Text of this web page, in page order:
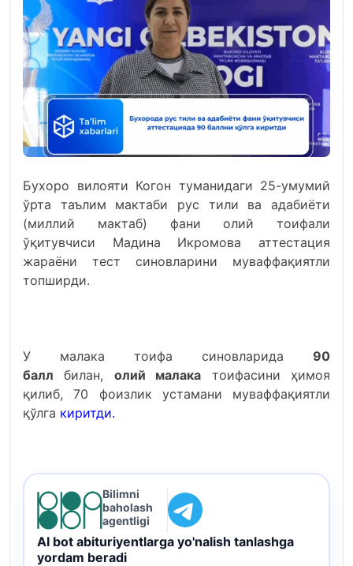
Бухоро вилояти Когон туманидаги 25-умумий
ўрта таълим мактаби рус тили ва адабиёти
(миллий мактаб) фани олий тоифали
ўқитувчиси Мадина Икромова аттестация
жараёни тест синовларини муваффақиятли
топширди.
У малака тоифа синовларида 90
балл билан, олий малака тоифасини ҳимоя
қилиб, 70 фоизлик устамани муваффақиятли
қўлга киритди.
Bilimni
baholash
agentligi
AI bot abituriyentlarga yo'nalish tanlashga
yordam beradi